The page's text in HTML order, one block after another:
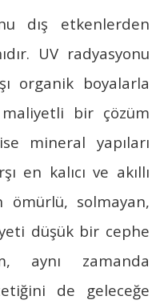
dış etkenlerden
UV radyasyonu
organik boyalarla
bir çözüm
mineral yapıları
en kalıcı ve akıllı
ömürlü, solmayan,
düşük bir cephe
aynı zamanda
de geleceğe